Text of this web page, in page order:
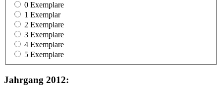
0 Exemplare
1 Exemplar
2 Exemplare
3 Exemplare
4 Exemplare
5 Exemplare
Jahrgang 2012: